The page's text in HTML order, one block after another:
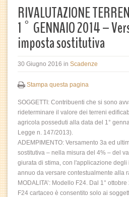
RIVALUTAZIONE
1° GENNAIO 2014 –
imposta sostitutiva
30 Giugno 2016 in Scadenze
Stampa questa pagina
SOGGETTI: Contribuenti che si sono
rideterminare il valore dei terreni
agricola posseduti alla data del 1°
Legge n. 147/2013).
ADEMPIMENTO: Versamento 3a ed
sostitutiva – nella misura del 4% – del
giurata di stima, con l'applicazione
annuo da versare contestualmente alla
MODALITA’: Modello F24. Dal 1°
F24 cartaceo è consentito solo ai